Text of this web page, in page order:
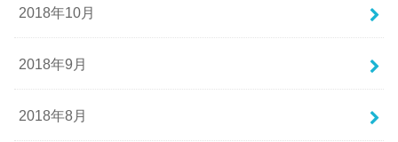
2018年10月
2018年9月
2018年8月